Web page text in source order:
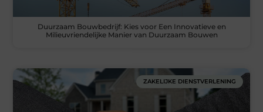
Duurzaam Bouwbedrijf: Kies voor Een Innovatieve en
Milieuvriendelijke Manier van Duurzaam Bouwen
ZAKELIJKE DIENSTVERLENING